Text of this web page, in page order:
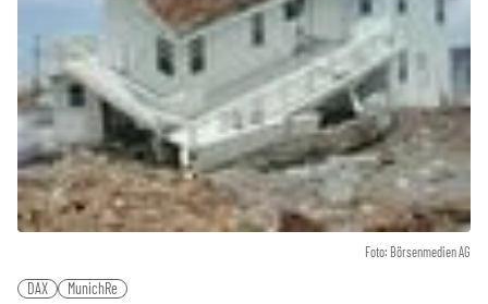
Foto: Börsenmedien AG
DAX MunichRe